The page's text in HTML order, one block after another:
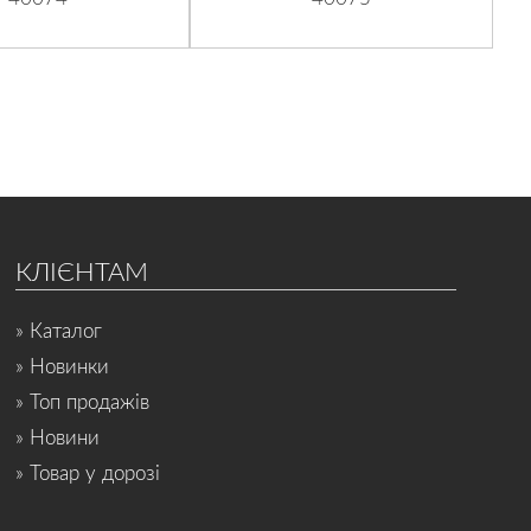
КЛІЄНТАМ
» Каталог
» Новинки
» Топ продажів
» Новини
» Товар у дорозі